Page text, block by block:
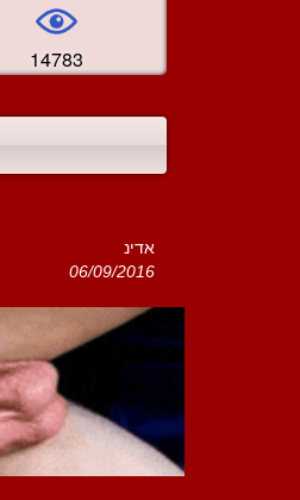
14783
אדינ
06/09/2016